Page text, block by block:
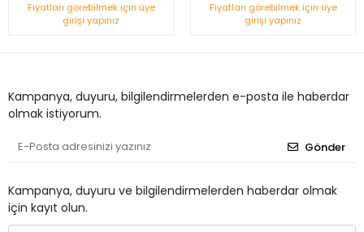
Fiyatları görebilmek için üye
girişi yapınız
Fiyatları görebilmek için üye
girişi yapınız
Kampanya, duyuru, bilgilendirmelerden e-posta ile haberdar
olmak istiyorum.
Gönder
Kampanya, duyuru ve bilgilendirmelerden haberdar olmak
için kayıt olun.